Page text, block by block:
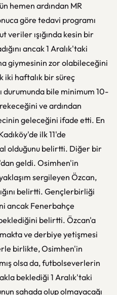
hemen ardından MR
göre tedavi programı
veriler ışığında kesin bir
ancak 1 Aralık'taki
giymesinin zor olabileceğini
iki haftalık bir süreç
durumunda bile minimum 10-
ve ardından
geleceğini ifade etti. En
ilk 11'de
olduğunu belirtti. Diğer bir
geldi. Osimhen'in
sergileyen Özcan,
belirtti. Gençlerbirliği
ancak Fenerbahçe
belirtti. Özcan'a
ve derbiye yetişmesi
birlikte, Osimhen'in
olsa da, futbolseverlerin
beklediği 1 Aralık'taki
sahada olup olmayacağı